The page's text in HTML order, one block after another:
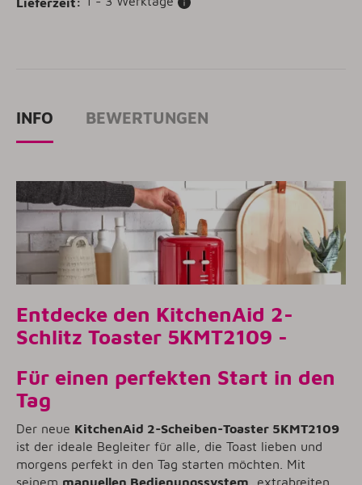
INFO BEWERTUNGEN
Entdecke den KitchenAid 2-
Schlitz Toaster 5KMT2109 -
Für einen perfekten Start in den
Tag
Der neue KitchenAid 2-Scheiben-Toaster 5KMT2109
ist der ideale Begleiter für alle, die Toast lieben und
morgens perfekt in den Tag starten möchten. Mit
seinem manuellen Bedienungssystem , extrabreiten